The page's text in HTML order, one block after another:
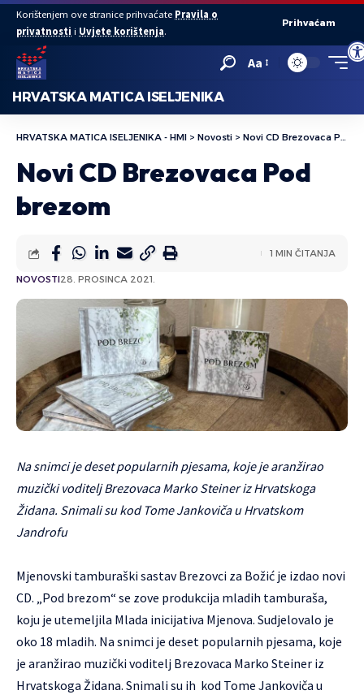
Korištenjem ove stranice prihvaćate Pravila o
privatnosti i Uvjete korištenja.
Prihvaćam
Aa
HRVATSKA MATICA ISELJENIKA
HRVATSKA MATICA ISELJENIKA - HMI > Novosti > Novi CD Brezovaca Pod brezom
Novi CD Brezovaca Pod
brezom
NOVOSTI28. PROSINCA 2021.
1 MIN ČITANJA
Na snimci je deset popularnih pjesama, koje je aranžirao
muzički voditelj Brezovaca Marko Steiner iz Hrvatskoga
Židana. Snimali su kod Tome Jankoviča u Hrvatskom
Jandrofu
Mjenovski tamburaški sastav Brezovci za Božić je izdao novi
CD. „Pod brezom“ se zove produkcija mladih tamburaša,
koju je utemeljila Mlada inicijativa Mjenova. Sudjelovalo je
oko 18 mladih. Na snimci je deset popularnih pjesama, koje
je aranžirao muzički voditelj Brezovaca Marko Steiner iz
Hrvatskoga Židana. Snimali su ih kod Tome Jankoviča u